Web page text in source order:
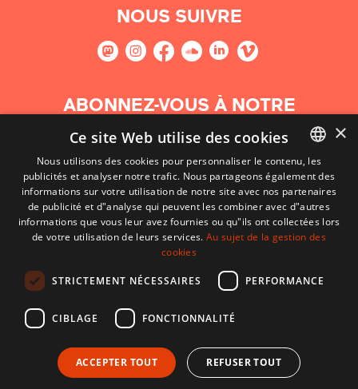
NOUS SUIVRE
ABONNEZ-VOUS À NOTRE
NEWSLETTER
S'abonner
BASQUE
FRENCH
×
Ce site Web utilise des cookies
Nous utilisons des cookies pour personnaliser le contenu, les
publicités et analyser notre trafic. Nous partageons également des
informations sur votre utilisation de notre site avec nos partenaires
de publicité et d"analyse qui peuvent les combiner avec d"autres
informations que vous leur avez fournies ou qu"ils ont collectées lors
de votre utilisation de leurs services.Au sujet de la gestion des
cookies
STRICTEMENT NÉCESSAIRES PERFORMANCE
CIBLAGE FONCTIONNALITÉ
ACCEPTER TOUT REFUSER TOUT